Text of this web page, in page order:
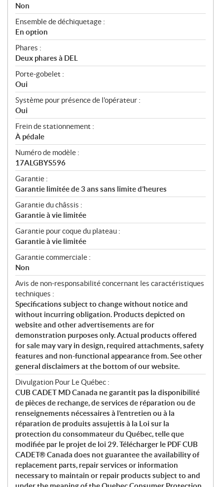
Non
Ensemble de déchiquetage :
En option
Phares :
Deux phares à DEL
Porte-gobelet :
Oui
Système pour présence de l'opérateur :
Oui
Frein de stationnement :
À pédale
Numéro de modèle :
17ALGBYS596
Garantie :
Garantie limitée de 3 ans sans limite d’heures
Garantie du châssis :
Garantie à vie limitée
Garantie pour coque du plateau :
Garantie à vie limitée
Garantie commerciale :
Non
Avis de non-responsabilité concernant les caractéristiques
techniques :
Specifications subject to change without notice and
without incurring obligation. Products depicted on
website and other advertisements are for
demonstration purposes only. Actual products offered
for sale may vary in design, required attachments, safety
features and non-functional appearance from. See other
general disclaimers at the bottom of our website.
Divulgation Pour Le Québec :
CUB CADET MD Canada ne garantit pas la disponibilité
de pièces de rechange, de services de réparation ou de
renseignements nécessaires à l’entretien ou à la
réparation de produits assujettis à la Loi sur la
protection du consommateur du Québec, telle que
modifiée par le projet de loi 29. Télécharger le PDF CUB
CADET® Canada does not guarantee the availability of
replacement parts, repair services or information
necessary to maintain or repair products subject to and